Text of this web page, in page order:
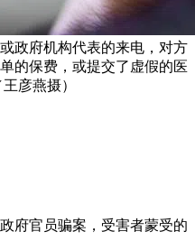
政府机构代表的来电，对方
的保费，或提交了虚假的医
彦燕摄）
府官员骗案，受害者蒙受的